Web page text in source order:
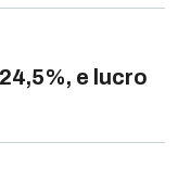
e lucro